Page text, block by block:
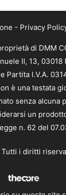
- Privacy
di DMM
II, 13, 03018
Partita I.V.A.
è una testata
senza alcuna
un
n. 62 del
i diritti